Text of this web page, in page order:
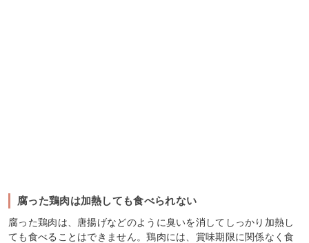
腐った鶏肉は加熱しても食べられない
腐った鶏肉は、唐揚げなどのように臭いを消してしっかり加熱し
ても食べることはできません。鶏肉には、賞味期限に関係なく食